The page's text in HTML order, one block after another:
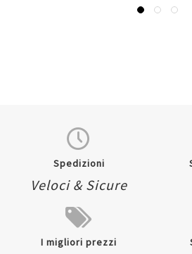
Spedizioni
Veloci & Sicure
I migliori prezzi